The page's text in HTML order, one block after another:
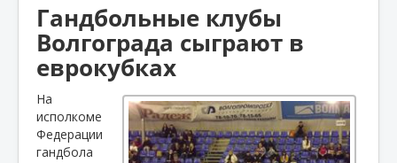
Гандбольные клубы
Волгограда сыграют в
еврокубках
На
исполкоме
Федерации
гандбола